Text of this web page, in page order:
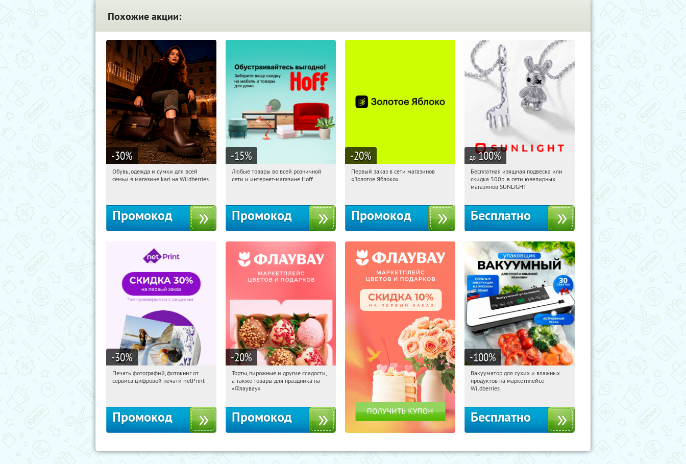
Похожие акции:
-30%
08:03:04 Получили:
Обувь, одежда и сумки для всей
семьи в магазине kari на Wildberries
Промокод
-15%
08:03:04 Получили:
Любые товары во всей розничной
сети и интернет-магазине Hoff
Промокод
-20%
08:03:04
Получи первым!
Первый заказ в сети магазинов
«Золотое Яблоко»
Промокод
до 100%
08:03:04 Получили:
Россия
Бесплатная изящная подвеска или
скидка 500р. в сети ювелирных
магазинов SUNLIGHT
Бесплатно
-30%
08:03:04 Получили:
Печать фотографий, фотокниг от
сервиса цифровой печати netPrint
Промокод
-20%
08:03:04 Получили:
Россия
Торты, пирожные и другие сладости,
а также товары для праздника на
«Флаувау»
Промокод
-100%
08:03:04 Получили:180
Россия
Вакууматор для сухих и влажных
продуктов на маркетплейсе
Wildberries
Бесплатно